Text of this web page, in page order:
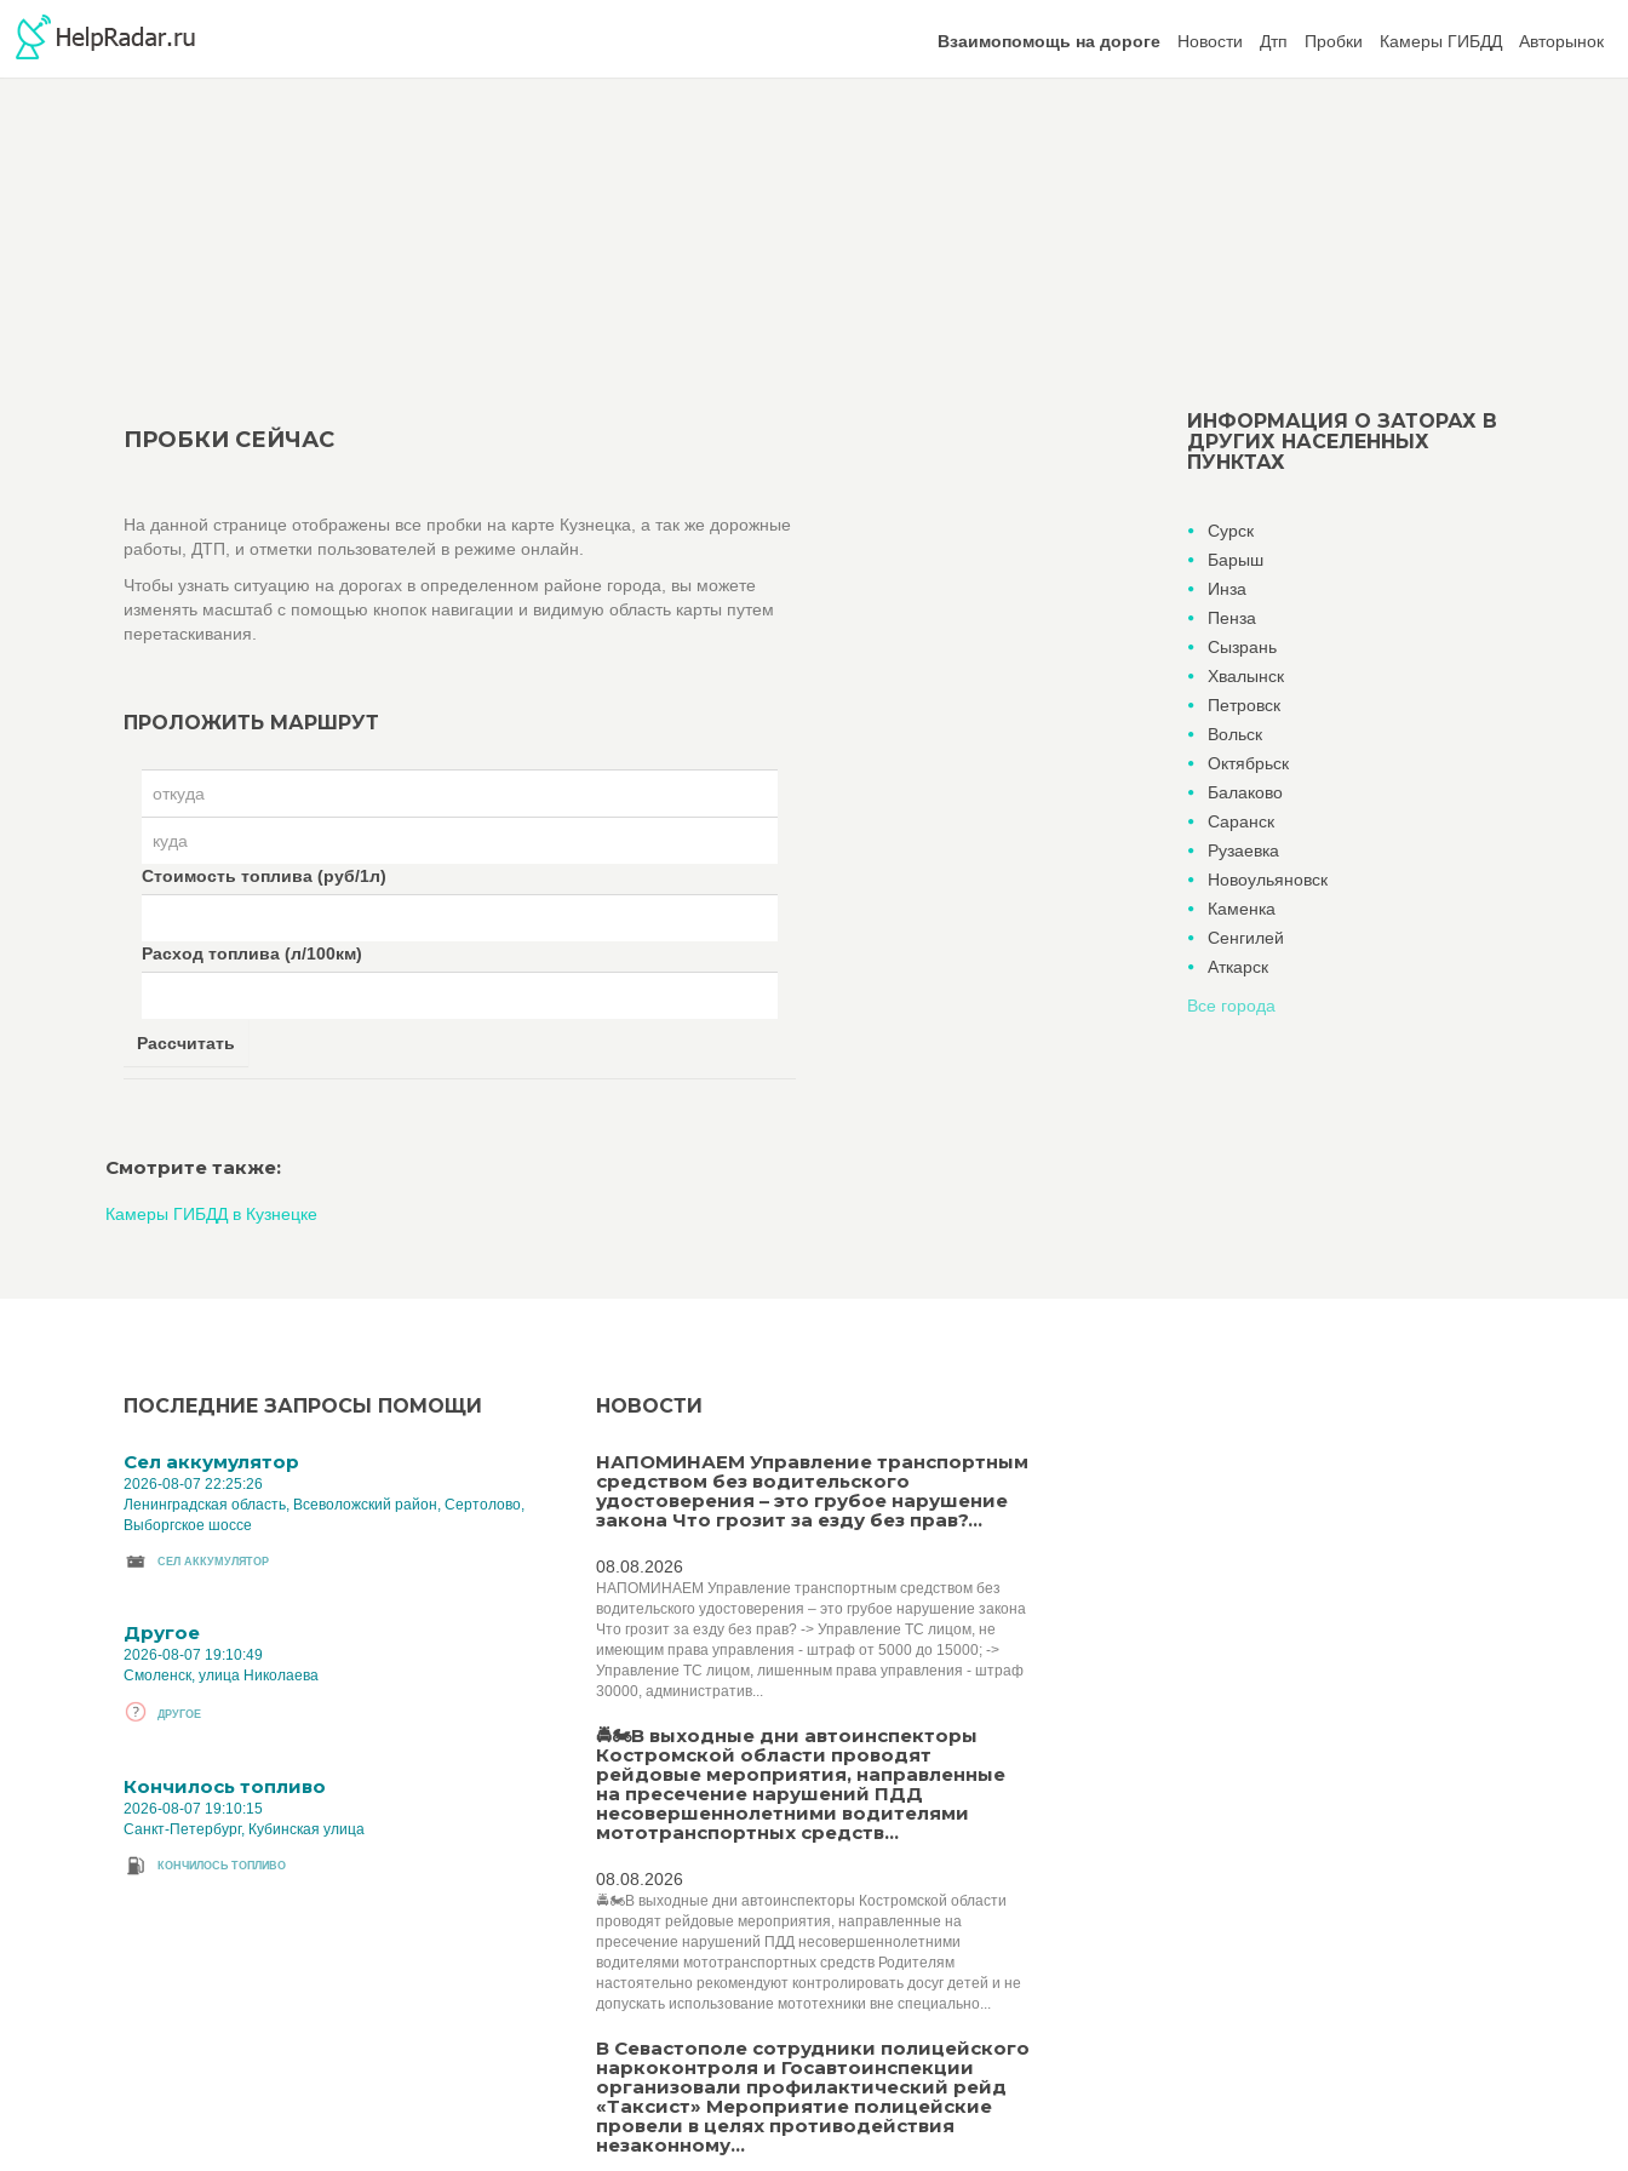
Взаимопомощь на дороге Новости Дтп Пробки Камеры ГИБДД Авторынок
ПРОБКИ СЕЙЧАС
На данной странице отображены все пробки на карте Кузнецка, а так же дорожные
работы, ДТП, и отметки пользователей в режиме онлайн.
Чтобы узнать ситуацию на дорогах в определенном районе города, вы можете
изменять масштаб с помощью кнопок навигации и видимую область карты путем
перетаскивания.
ПРОЛОЖИТЬ МАРШРУТ
Стоимость топлива (руб/1л)
Расход топлива (л/100км)
Рассчитать
Смотрите также:
Камеры ГИБДД в Кузнецке
ИНФОРМАЦИЯ О ЗАТОРАХ В
ДРУГИХ НАСЕЛЕННЫХ
ПУНКТАХ
Сурск
Барыш
Инза
Пенза
Сызрань
Хвалынск
Петровск
Вольск
Октябрьск
Балаково
Саранск
Рузаевка
Новоульяновск
Каменка
Сенгилей
Аткарск
Все города
ПОСЛЕДНИЕ ЗАПРОСЫ ПОМОЩИ
Cел аккумулятор
2026-08-07 22:25:26
Ленинградская область, Всеволожский район, Сертолово,
Выборгское шоссе
CЕЛ АККУМУЛЯТОР
Другое
2026-08-07 19:10:49
Смоленск, улица Николаева
ДРУГОЕ
Кончилось топливо
2026-08-07 19:10:15
Санкт-Петербург, Кубинская улица
КОНЧИЛОСЬ ТОПЛИВО
НОВОСТИ
НАПОМИНАЕМ Управление транспортным
средством без водительского
удостоверения – это грубое нарушение
закона Что грозит за езду без прав?...
08.08.2026
НАПОМИНАЕМ Управление транспортным средством без
водительского удостоверения – это грубое нарушение закона
Что грозит за езду без прав? -> Управление ТС лицом, не
имеющим права управления - штраф от 5000 до 15000; ->
Управление ТС лицом, лишенным права управления - штраф
30000, административ...
🚔🏍️В выходные дни автоинспекторы
Костромской области проводят
рейдовые мероприятия, направленные
на пресечение нарушений ПДД
несовершеннолетними водителями
мототранспортных средств...
08.08.2026
🚔🏍️В выходные дни автоинспекторы Костромской области
проводят рейдовые мероприятия, направленные на
пресечение нарушений ПДД несовершеннолетними
водителями мототранспортных средств Родителям
настоятельно рекомендуют контролировать досуг детей и не
допускать использование мототехники вне специально...
В Севастополе сотрудники полицейского
наркоконтроля и Госавтоинспекции
организовали профилактический рейд
«Таксист» Мероприятие полицейские
провели в целях противодействия
незаконному...